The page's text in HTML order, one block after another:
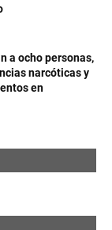
a ocho personas,
narcóticas y
en